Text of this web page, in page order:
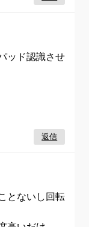
ッド認識させ
返信
とないし回転